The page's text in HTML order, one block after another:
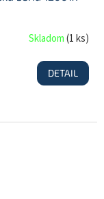
Skladom(1 ks)
DETAIL